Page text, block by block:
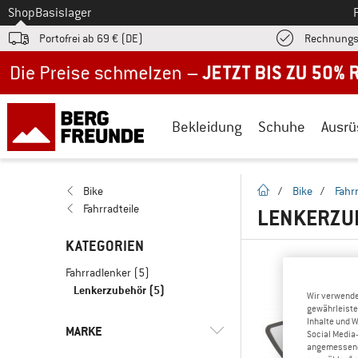
Zum
ShopBasislager
Portofrei ab 69 € (DE)
Bekleidung Schuhe
Bike
Fahrradteile
KATEGORIEN
Fahrradlenker (5)
Lenkerzubehör (5)
MARKE
Startseite
/ Bike /
Wir
Inhalte und
Social